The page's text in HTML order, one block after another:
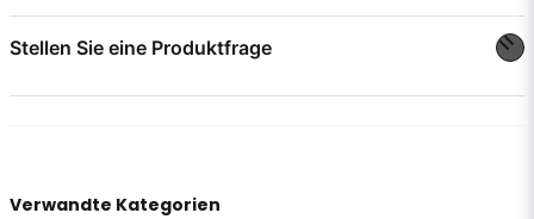
Stellen Sie eine Produktfrage
Verwandte Kategorien